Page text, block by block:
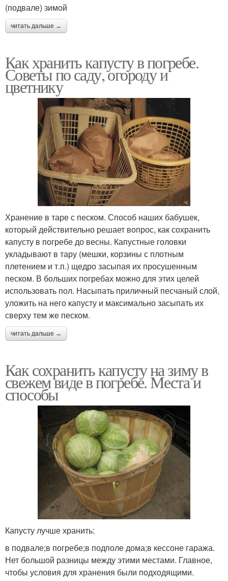
(подвале) зимой
читать дальше →
Как хранить капусту в погребе.
Советы по саду, огороду и
цветнику
Хранение в таре с песком. Способ наших бабушек,
который действительно решает вопрос, как сохранить
капусту в погребе до весны. Капустные головки
укладывают в тару (мешки, корзины с плотным
плетением и т.п.) щедро засыпая их просушенным
песком. В больших погребах можно для этих целей
использовать пол. Насыпать приличный песчаный слой,
уложить на него капусту и максимально засыпать их
сверху тем же песком.
читать дальше →
Как сохранить капусту на зиму в
свежем виде в погребе. Места и
способы
Капусту лучше хранить:
в подвале;в погребе;в подполе дома;в кессоне гаража.
Нет большой разницы между этими местами. Главное,
чтобы условия для хранения были подходящими.